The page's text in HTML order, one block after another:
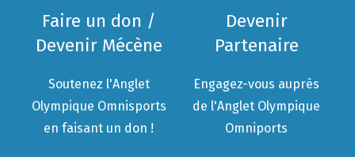
Faire un don /
Devenir Mécène
Soutenez l'Anglet
Olympique Omnisports
en faisant un don !
Devenir
Partenaire
Engagez-vous auprès
de l'Anglet Olympique
Omniports